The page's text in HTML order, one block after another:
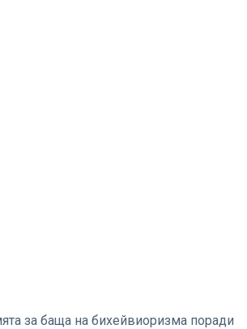
за баща на бихейвиоризма поради